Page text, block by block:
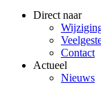
Direct naar
Contact
Actueel
Nieuws